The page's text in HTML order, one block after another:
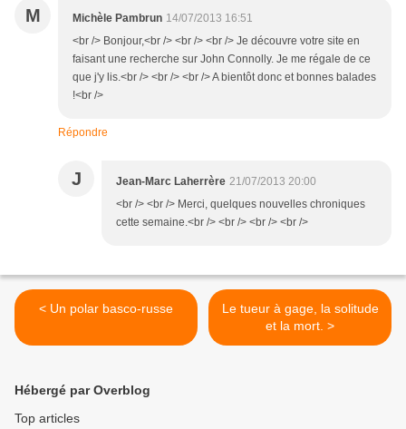
M Michèle Pambrun 14/07/2013 16:51
<br /> Bonjour,<br /> <br /> <br /> Je découvre votre site en
faisant une recherche sur John Connolly. Je me régale de ce
que j'y lis.<br /> <br /> <br /> A bientôt donc et bonnes balades
!<br />
Répondre
J Jean-Marc Laherrère 21/07/2013 20:00
<br /> <br /> Merci, quelques nouvelles chroniques
cette semaine.<br /> <br /> <br /> <br />
< Un polar basco-russe
Le tueur à gage, la solitude
et la mort. >
Hébergé par Overblog
Top articles